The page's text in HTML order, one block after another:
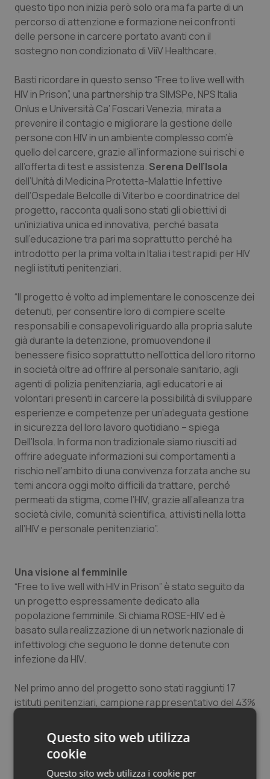
Sangue & coagulazione
Tiroide
Tumore al seno
Tumore ovarico
Tumori del Polmone & Testa Collo
Tumori gastrointestinali
Ulcera & Reflusso
Vaccini
questo tipo non inizia però solo ora ma fa parte di un
percorso di attenzione e formazione nei confronti
delle persone in carcere portato avanti con il
sostegno non condizionato di ViiV Healthcare.
Basti ricordare in questo senso “Free to live well with
HIV in Prison”, una partnership tra SIMSPe, NPS Italia
Onlus e Università Ca’ Foscari Venezia, mirata a
prevenire il contagio e migliorare la gestione delle
persone con HIV in un ambiente complesso com’è
quello del carcere, grazie all’informazione sui rischi e
all’offerta di test e assistenza. Serena Dell’Isola
dell’Unità di Medicina Protetta-Malattie Infettive
dell’Ospedale Belcolle di Viterbo e coordinatrice del
progetto, racconta quali sono stati gli obiettivi di
un’iniziativa unica ed innovativa, perché basata
sull’educazione tra pari ma soprattutto perché ha
introdotto per la prima volta in Italia i test rapidi per HIV
negli istituti penitenziari.
“Il progetto è volto ad implementare le conoscenze dei
detenuti, per consentire loro di compiere scelte
responsabili e consapevoli riguardo alla propria salute
già durante la detenzione, promuovendone il
benessere fisico soprattutto nell’ottica del loro ritorno
in società oltre ad offrire al personale sanitario, agli
agenti di polizia penitenziaria, agli educatori e ai
volontari presenti in carcere la possibilità di sviluppare
esperienze e competenze per un’adeguata gestione
in sicurezza del loro lavoro quotidiano – spiega
Dell’Isola. In forma non tradizionale siamo riusciti ad
offrire adeguate informazioni sui comportamenti a
rischio nell’ambito di una convivenza forzata anche su
temi ancora oggi molto difficili da trattare, perché
permeati da stigma, come l’HIV, grazie all’alleanza tra
società civile, comunità scientifica, attivisti nella lotta
all’HIV e personale penitenziario”.
Una visione al femminile
“Free to live well with HIV in Prison” è stato seguito da
un progetto espressamente dedicato alla
popolazione femminile. Si chiama ROSE-HIV ed è
basato sulla realizzazione di un network nazionale di
infettivologi che seguono le donne detenute con
infezione da HIV.
Nel primo anno del progetto sono stati raggiunti 17
istituti penitenziari, campione rappresentativo del 43%
possibile osservare una prevalenza del 5%
dell'infezione da HIV (circa il doppio di quella osservata
negli uomini detenuti e quasi 30 volte la percentuale
delle donne non detenute) con la presenza di
Questo sito web utilizza
cookie
Questo sito web utilizza i cookie per